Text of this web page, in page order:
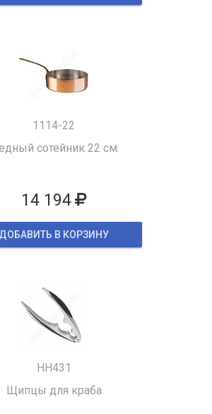
1114-22
сотейник 22 см.
14 194
ДОБАВИТЬ В КОРЗИНУ
HH431
Щипцы для краба